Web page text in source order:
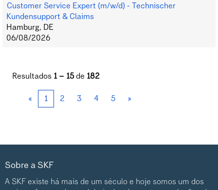
Customer Service Expert (m/w/d) - Technischer
Kundensupport & Claims
Hamburg, DE
06/08/2026
Resultados 1 – 15de 182
« 1 2 3 4 5 »
Sobre a SKF
A SKF existe há mais de um século e hoje somos um dos